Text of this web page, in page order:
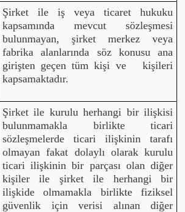
Şirket ile iş veya ticaret hukuku
kapsamında mevcut sözleşmesi
bulunmayan, şirket merkez veya
fabrika alanlarında söz konusu ana
girişten geçen tüm kişi ve kişileri
kapsamaktadır.
Şirket ile kurulu herhangi bir ilişkisi
bulunmamakla birlikte ticari
sözleşmelerde ticari ilişkinin tarafı
olmayan fakat dolaylı olarak kurulu
ticari ilişkinin bir parçası olan diğer
kişiler ile şirket ile herhangi bir
ilişkide olmamakla birlikte fiziksel
güvenlik için verisi alınan diğer